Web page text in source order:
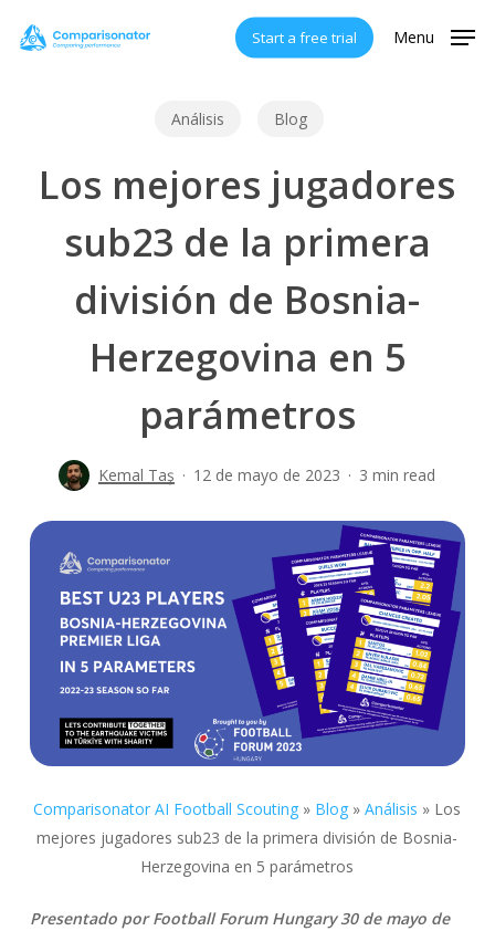
Start a free trial Menu
Análisis Blog
Los mejores jugadores
sub23 de la primera
división de Bosnia-
Herzegovina en 5
parámetros
Kemal Taş 12 de mayo de 2023 3 min read
Comparisonator AI Football Scouting » Blog »Análisis » Los
mejores jugadores sub23 de la primera división de Bosnia-
Herzegovina en 5 parámetros
Presentado por Football Forum Hungary 30 de mayo de